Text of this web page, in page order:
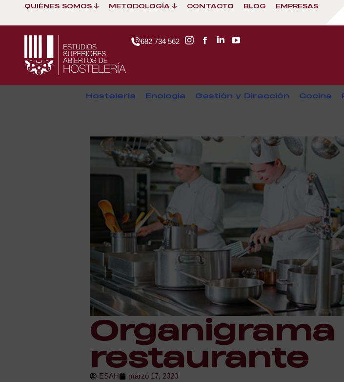
QUIÉNES SOMOS METODOLOGÍA CONTACTO BLOG EMPRESAS
682 734 562
Hostelería Enología Gestión y Dirección Cocina
restaurante
ESAH marzo 17, 2020